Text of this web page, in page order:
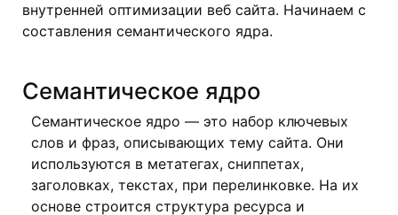
внутренней оптимизации веб сайта. Начинаем с
составления семантического ядра.
Семантическое ядро
Семантическое ядро — это набор ключевых
слов и фраз, описывающих тему сайта. Они
используются в метатегах, сниппетах,
заголовках, текстах, при перелинковке. На их
основе строится структура ресурса и